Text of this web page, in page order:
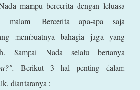
mampu bercerita dengan leluasa
malam. Bercerita apa-apa saja
membuatnya bahagia juga yang
Sampai Nada selalu bertanya
Berikut 3 hal penting dalam
diantaranya :